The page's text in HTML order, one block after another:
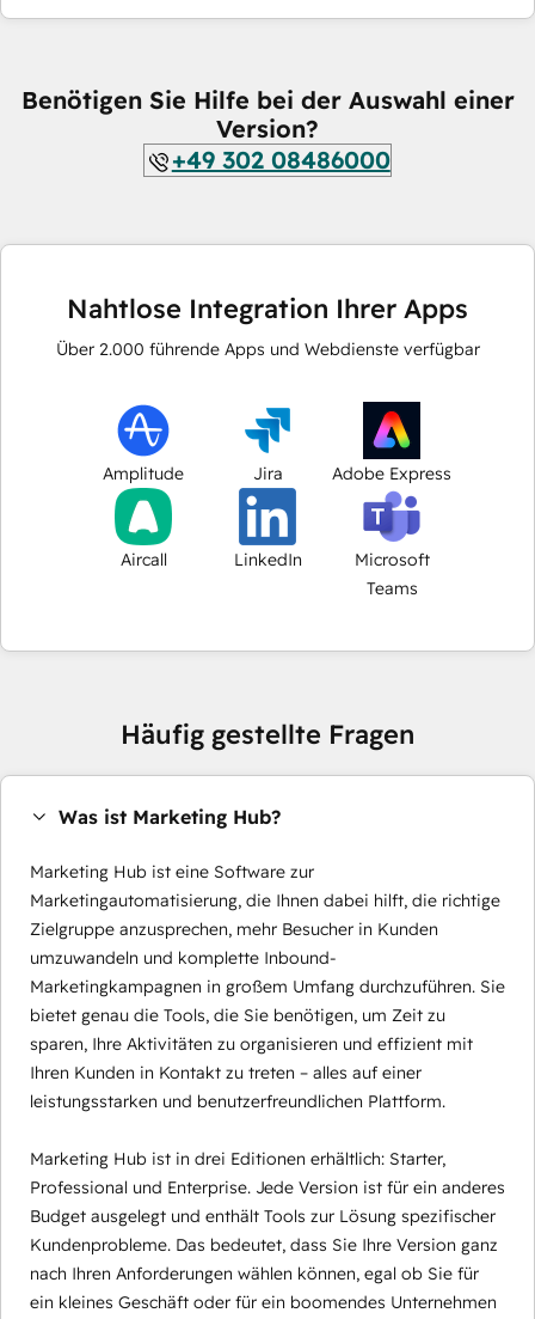
Benötigen Sie Hilfe bei der Auswahl einer
Version?
+49 302 08486000
Nahtlose Integration Ihrer Apps
Über 2.000 führende Apps und Webdienste verfügbar
Amplitude Jira Adobe Express
Aircall LinkedIn
Microsoft
Teams
Häufig gestellte Fragen
Was ist Marketing Hub?
Marketing Hub ist eine Software zur
Marketingautomatisierung, die Ihnen dabei hilft, die richtige
Zielgruppe anzusprechen, mehr Besucher in Kunden
umzuwandeln und komplette Inbound-
Marketingkampagnen in großem Umfang durchzuführen. Sie
bietet genau die Tools, die Sie benötigen, um Zeit zu
sparen, Ihre Aktivitäten zu organisieren und effizient mit
Ihren Kunden in Kontakt zu treten – alles auf einer
leistungsstarken und benutzerfreundlichen Plattform.
Marketing Hub ist in drei Editionen erhältlich: Starter,
Professional und Enterprise. Jede Version ist für ein anderes
Budget ausgelegt und enthält Tools zur Lösung spezifischer
Kundenprobleme. Das bedeutet, dass Sie Ihre Version ganz
nach Ihren Anforderungen wählen können, egal ob Sie für
ein kleines Geschäft oder für ein boomendes Unternehmen